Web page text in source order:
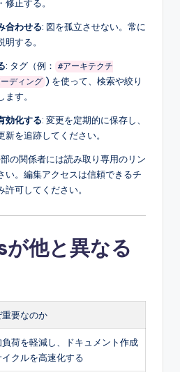
正する。
合わせる: 図を孤立させない。常に
する。
: タグ（例：
#アーキテクチ
ディング ) を使って、検索や絞り
す。
効化する: 変更を定期的に保存し、
を追跡してください。
部の関係者には読み取り専用のリン
い。編集アクセスは信頼できるチ
可してください。
他と異なる
重要なのか
負荷を軽減し、ドキュメント作成
クルを高速化する